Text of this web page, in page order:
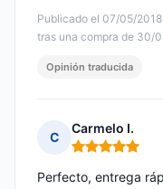
Publicado el 07/05/
tras una compra de 30/
Opinión traducida
C
Carmelo I.
Nota: 5 de 5
Perfecto, entrega